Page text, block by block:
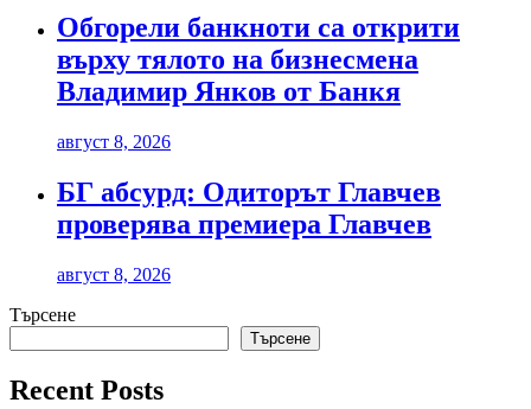
Обгорели банкноти са открити
върху тялото на бизнесмена
Владимир Янков от Банкя
август 8, 2026
БГ абсурд: Одиторът Главчев
проверява премиера Главчев
август 8, 2026
Търсене
Търсене
Recent Posts